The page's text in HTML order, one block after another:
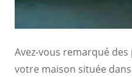
Avez-vous remarqué
votre maison située